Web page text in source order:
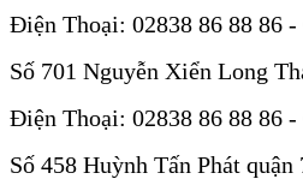
Điện Thoại: 02838 86 88 86 -
Số 701 Nguyễn Xiển Long
Điện Thoại: 02838 86 88 86 -
Số 458 Huỳnh Tấn Phát